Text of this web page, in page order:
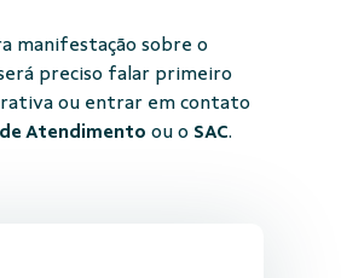
manifestação sobre o
preciso falar primeiro
ou entrar em contato
Atendimento ou o SAC.